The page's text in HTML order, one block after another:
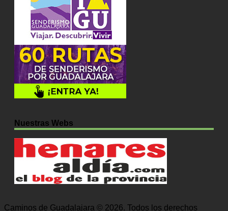
Nuestras Webs
Caminos de Guadalajara © 2026. Todos los derechos